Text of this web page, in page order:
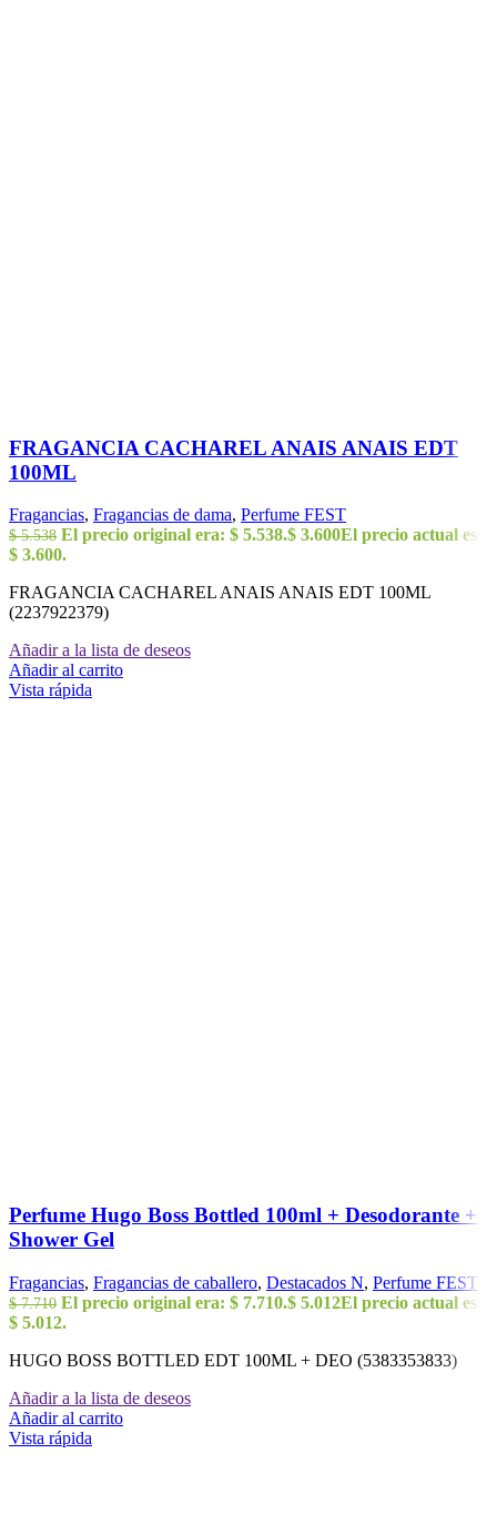
FRAGANCIA CACHAREL ANAIS ANAIS EDT
100ML
Fragancias, Fragancias de dama, Perfume FEST
$5.538 El precio original era: $ 5.538.$ 3.600El precio actual es:
$ 3.600.
FRAGANCIA CACHAREL ANAIS ANAIS EDT 100ML
(2237922379)
Añadir a la lista de deseos
Añadir al carrito
Vista rápida
Perfume Hugo Boss Bottled 100ml + Desodorante +
Shower Gel
Fragancias, Fragancias de caballero, Destacados N, Perfume FEST
$7.710 El precio original era: $ 7.710.$ 5.012El precio actual es:
$ 5.012.
HUGO BOSS BOTTLED EDT 100ML + DEO (5383353833)
Añadir a la lista de deseos
Añadir al carrito
Vista rápida